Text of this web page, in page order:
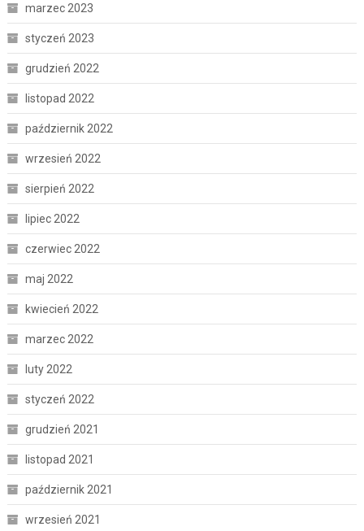
marzec 2023
styczeń 2023
grudzień 2022
listopad 2022
październik 2022
wrzesień 2022
sierpień 2022
lipiec 2022
czerwiec 2022
maj 2022
kwiecień 2022
marzec 2022
luty 2022
styczeń 2022
grudzień 2021
listopad 2021
październik 2021
wrzesień 2021